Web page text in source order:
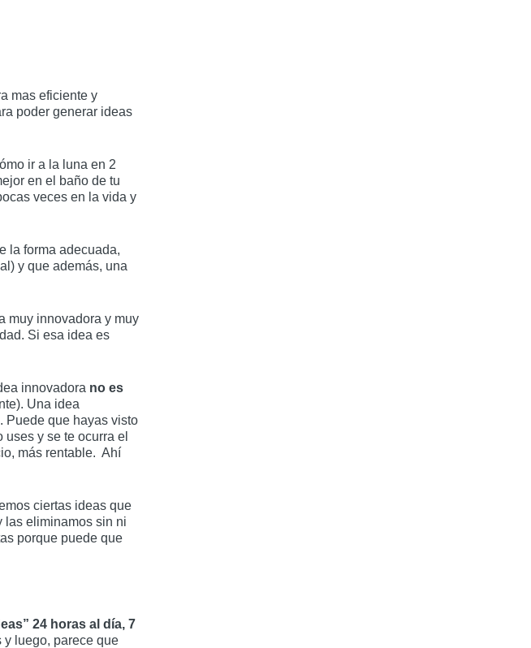
mas eficiente y
poder generar ideas
ir a la luna en 2
en el baño de tu
veces en la vida y
la forma adecuada,
y que además, una
muy innovadora y muy
Si esa idea es
innovadora no es
Una idea
Puede que hayas visto
y se te ocurra el
más rentable. Ahí
ciertas ideas que
las eliminamos sin ni
porque puede que
24 horas al día, 7
y luego, parece que